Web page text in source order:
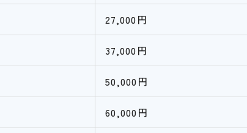
27,000円
37,000円
50,000円
60,000円